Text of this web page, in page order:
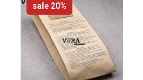
sale 20%